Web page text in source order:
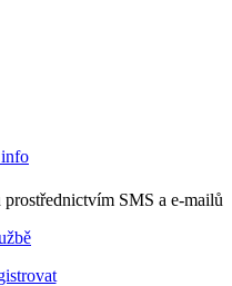
SMS a e-mailů